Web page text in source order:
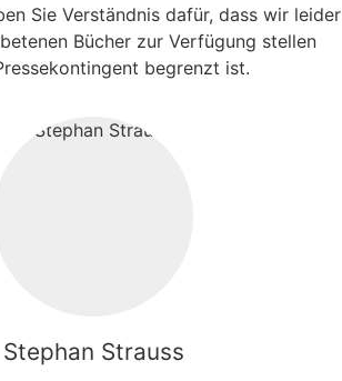
Sie Verständnis dafür, dass wir leider
Bücher zur Verfügung stellen
begrenzt ist.
Stephan Strauss